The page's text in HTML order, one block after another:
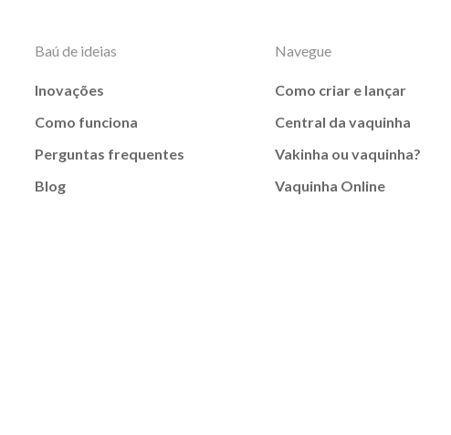
Baú de ideias
Inovações
Como funciona
Perguntas frequentes
Blog
Navegue
Como criar e lançar
Central da vaquinha
Vakinha ou vaquinha?
Vaquinha Online